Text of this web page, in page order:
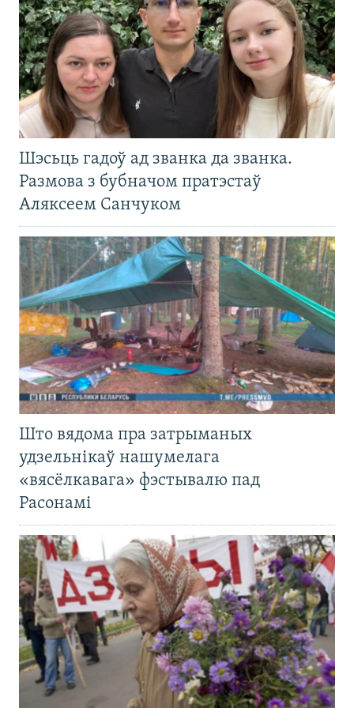
Шэсьць гадоў ад званка да званка.
Размова з бубначом пратэстаў
Аляксеем Санчуком
Што вядома пра затрыманых
удзельнікаў нашумелага
«вясёлкавага» фэстывалю пад
Расонамі